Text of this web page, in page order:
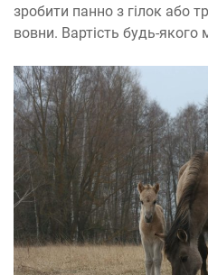
зробити панно з гілок або
вовни. Вартість будь-якого